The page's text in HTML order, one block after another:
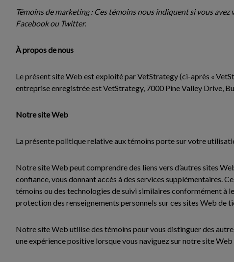
Témoins de marketing : Ces témoins nous indiquent si vous avez
Facebook ou Twitter.
À propos de nous
Le présent site Web est exploité par VetStrategy (ci-après «
entreprise enregistrée est VetStrategy, 7000 Pine Valley Drive,
Notre site Web
La présente politique relative aux témoins porte sur votre
Notre site Web peut comprendre des liens vers d’autres sites
confiance, vous donnant accès à des services supplémentaires.
témoins ou des technologies de suivi similaires conformément à
protection des renseignements personnels sur ces sites Web de
Notre site Web utilise des témoins pour vous distinguer des
une expérience positive lorsque vous naviguez sur notre site Web